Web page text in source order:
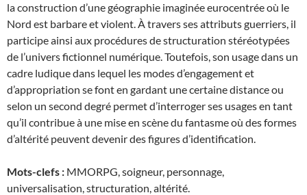
la construction d’une géographie imaginée eurocentrée où le
Nord est barbare et violent. À travers ses attributs guerriers, il
participe ainsi aux procédures de structuration stéréotypées
de l’univers fictionnel numérique. Toutefois, son usage dans un
cadre ludique dans lequel les modes d’engagement et
d’appropriation se font en gardant une certaine distance ou
selon un second degré permet d’interroger ses usages en tant
qu’il contribue à une mise en scène du fantasme où des formes
d’altérité peuvent devenir des figures d’identification.
Mots-clefs : MMORPG, soigneur, personnage,
universalisation, structuration, altérité.